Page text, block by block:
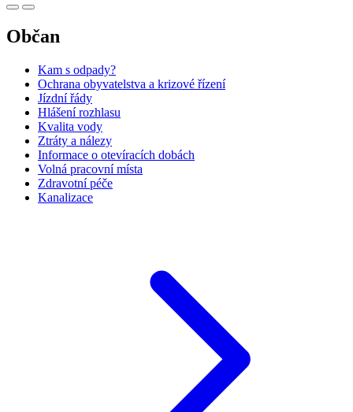
Občan
Kam s odpady?
Ochrana obyvatelstva a krizové řízení
Jízdní řády
Hlášení rozhlasu
Kvalita vody
Ztráty a nálezy
Informace o otevíracích dobách
Volná pracovní místa
Zdravotní péče
Kanalizace